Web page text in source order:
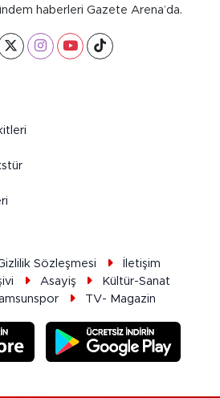
haberleri Gazete Arena’da.
Sözleşmesi
İletişim
Asayiş
Kültür-Sanat
TV- Magazin